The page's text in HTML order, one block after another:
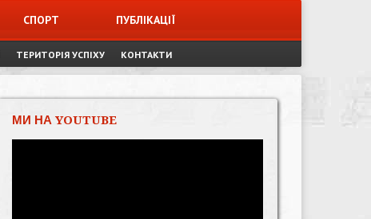
СПОРТ ПУБЛІКАЦІЇ
ТЕРИТОРІЯ УСПІХУ КОНТАКТИ
МИ НА YOUTUBE